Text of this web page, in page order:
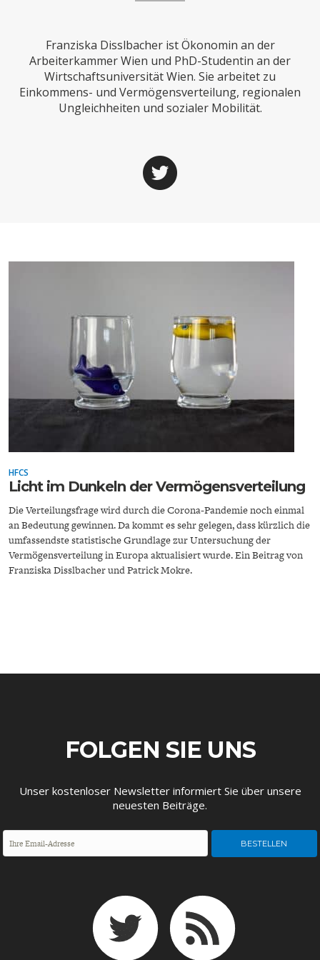
SUCHE
ABO/LOGIN
UNGLEICHHEIT UND
EUROPA
Franziska Disslbacher ist Ökonomin an der
Arbeiterkammer Wien und PhD-Studentin an der
Wirtschaftsuniversität Wien. Sie arbeitet zu
Einkommens- und Vermögensverteilung, regionalen
Ungleichheiten und sozialer Mobilität.
HFCS
Licht im Dunkeln der Vermögensverteilung
Die Verteilungsfrage wird durch die Corona-Pandemie noch einmal
an Bedeutung gewinnen. Da kommt es sehr gelegen, dass kürzlich die
umfassendste statistische Grundlage zur Untersuchung der
Vermögensverteilung in Europa aktualisiert wurde. Ein Beitrag von
Franziska Disslbacher und Patrick Mokre.
FOLGEN SIE UNS
Unser kostenloser Newsletter informiert Sie über unsere
neuesten Beiträge.